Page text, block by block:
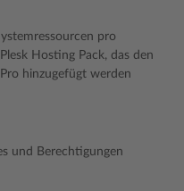
pro
Hosting Pack, das den
hinzugefügt werden
und Berechtigungen